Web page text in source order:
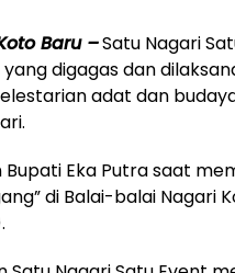
Baru –Satu Nagari
digagas dan
adat dan
Bupati Eka Putra saat
di Balai-balai Nagari